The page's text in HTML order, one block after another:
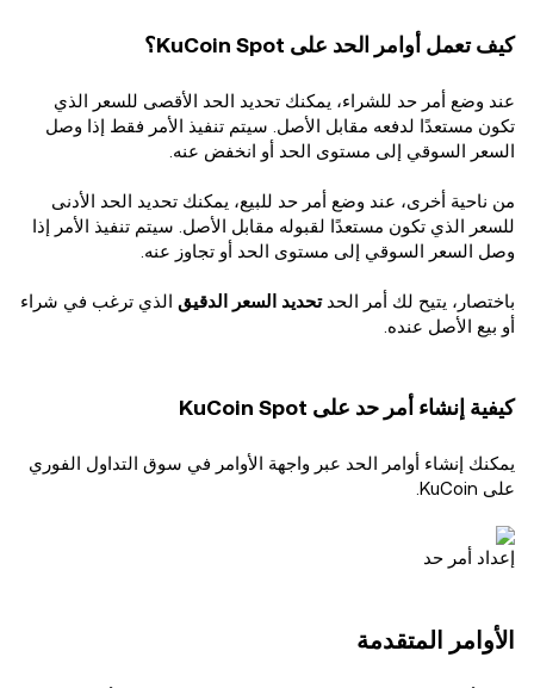
كيف تعمل أوامر الحد على KuCoin Spot؟
عند وضع أمر حد للشراء، يمكنك تحديد الحد الأقصى للسعر الذي
تكون مستعدًا لدفعه مقابل الأصل. سيتم تنفيذ الأمر فقط إذا وصل
السعر السوقي إلى مستوى الحد أو انخفض عنه.
من ناحية أخرى، عند وضع أمر حد للبيع، يمكنك تحديد الحد الأدنى
للسعر الذي تكون مستعدًا لقبوله مقابل الأصل. سيتم تنفيذ الأمر إذا
وصل السعر السوقي إلى مستوى الحد أو تجاوز عنه.
باختصار، يتيح لك أمر الحدتحديد السعر الدقيق الذي ترغب في شراء
أو بيع الأصل عنده.
كيفية إنشاء أمر حد على KuCoin Spot
يمكنك إنشاء أوامر الحد عبر واجهة الأوامر في سوق التداول الفوري
على KuCoin.
إعداد أمر حد
الأوامر المتقدمة